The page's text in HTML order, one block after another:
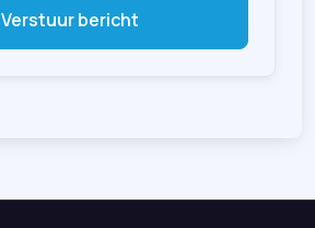
Verstuur bericht